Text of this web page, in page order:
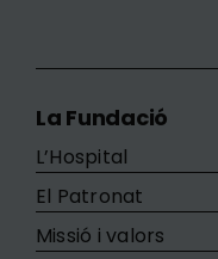
La Fundació
L’Hospital
El Patronat
Missió i valors